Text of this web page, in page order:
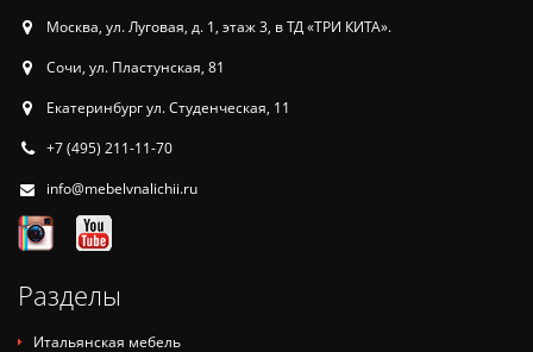
Москва, ул. Луговая, д. 1, этаж 3, в ТД «ТРИ КИТА».
Сочи, ул. Пластунская, 81
Екатеринбург ул. Студенческая, 11
+7 (495) 211-11-70
info@mebelvnalichii.ru
Разделы
Итальянская мебель